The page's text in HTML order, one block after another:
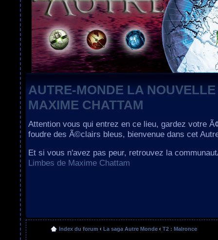
AUTRE-MONDE LA
MAXIME CHATTAM
Attention vous qui entrez en ce lieu, gardez votre
foudre des Ã©clairs bleus, bienvenue dans cet
Et si vous n'avez pas peur, retrouvez la
Limbes de Maxime Chattam
Index du forum ‹ La saga Autre Monde ‹ T2 : Malronce